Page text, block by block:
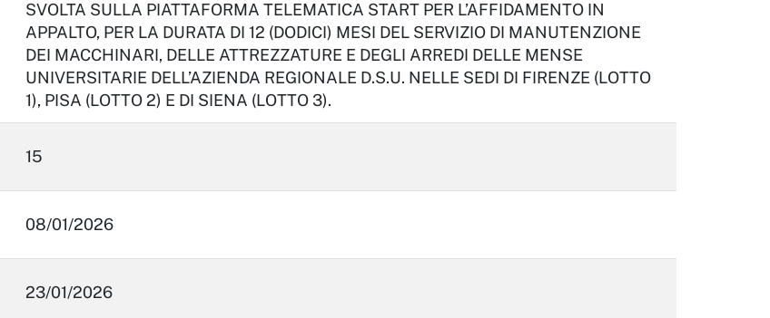
SVOLTA SULLA PIATTAFORMA TELEMATICA START PER L’AFFIDAMENTO IN
APPALTO, PER LA DURATA DI 12 (DODICI) MESI DEL SERVIZIO DI MANUTENZIONE
DEI MACCHINARI, DELLE ATTREZZATURE E DEGLI ARREDI DELLE MENSE
UNIVERSITARIE DELL’AZIENDA REGIONALE D.S.U. NELLE SEDI DI FIRENZE (LOTTO
1), PISA (LOTTO 2) E DI SIENA (LOTTO 3).
15
08/01/2026
23/01/2026